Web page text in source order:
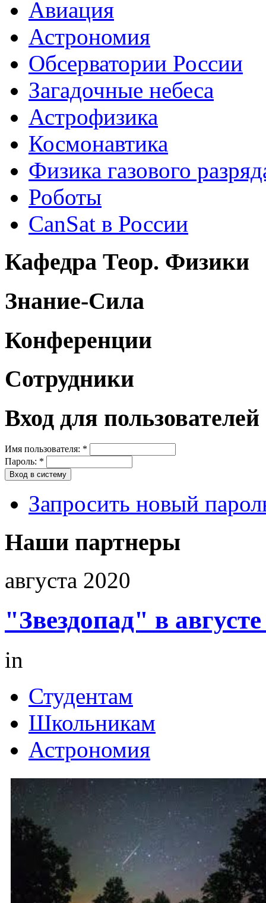
Авиация
Астрономия
Обсерватории России
Загадочные небеса
Астрофизика
Космонавтика
Физика газового
Роботы
CanSat в России
Кафедра Теор. Физики
Знание-Сила
Конференции
Сотрудники
Вход для пользователей
Имя пользователя: *
Пароль: *
Запросить новый
Наши партнеры
августа 2020
"Звездопад" в
in
Студентам
Школьникам
Астрономия